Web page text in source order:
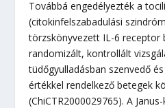
Továbbá engedélyezték a
(citokinfelszabadulási
törzskönyvezett IL-6
randomizált, kontrollált
tüdőgyulladásban szenvedő
értékkel rendelkező betegek
(ChiCTR2000029765). A